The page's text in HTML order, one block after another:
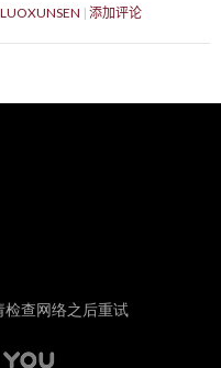
LUOXUNSEN 添加评论